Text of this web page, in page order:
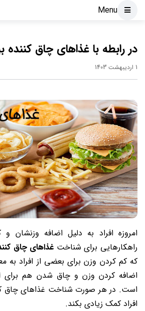
Menu
در رابطه با غذاهای چاق کننده
1 اردیبهشت 1403
امروزه افراد به دلیل اضافه وزنشان
راهکارهایی برای شناخت غذاهای چاق
که کم کردن وزن برای بعضی از افراد
اضافه کردن وزن و چاق شدن هم
است. در هر صورت شناخت غذاهای چاق
افراد کمک زیادی بکند.